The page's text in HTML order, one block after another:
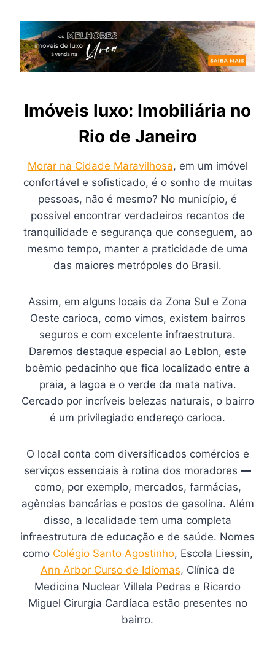
Imóveis luxo: Imobiliária no
Rio de Janeiro
Morar na Cidade Maravilhosa, em um imóvel
confortável e sofisticado, é o sonho de muitas
pessoas, não é mesmo? No município, é
possível encontrar verdadeiros recantos de
tranquilidade e segurança que conseguem, ao
mesmo tempo, manter a praticidade de uma
das maiores metrópoles do Brasil.
Assim, em alguns locais da Zona Sul e Zona
Oeste carioca, como vimos, existem bairros
seguros e com excelente infraestrutura.
Daremos destaque especial ao Leblon, este
boêmio pedacinho que fica localizado entre a
praia, a lagoa e o verde da mata nativa.
Cercado por incríveis belezas naturais, o bairro
é um privilegiado endereço carioca.
O local conta com diversificados comércios e
serviços essenciais à rotina dos moradores —
como, por exemplo, mercados, farmácias,
agências bancárias e postos de gasolina. Além
disso, a localidade tem uma completa
infraestrutura de educação e de saúde. Nomes
como Colégio Santo Agostinho, Escola Liessin,
Ann Arbor Curso de Idiomas, Clínica de
Medicina Nuclear Villela Pedras e Ricardo
Miguel Cirurgia Cardíaca estão presentes no
bairro.